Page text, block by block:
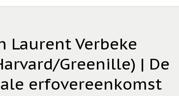
Laurent Verbeke
Greenille) | De
erfovereenkomst